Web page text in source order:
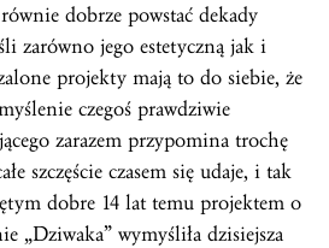
dobrze powstać dekady
zarówno jego estetyczną jak i
projekty mają to do siebie, że
czegoś prawdziwie
zarazem przypomina trochę
szczęście czasem się udaje, i tak
dobre 14 lat temu projektem o
„Dziwaka” wymyśliła dzisiejsza